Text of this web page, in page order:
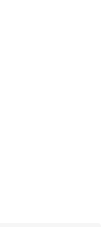
и его упаковке может